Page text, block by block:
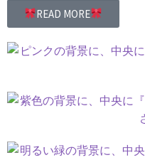
READ MORE